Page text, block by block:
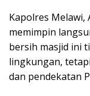
Kapolres Melawi,
memimpin
bersih masjid ini
lingkungan,
dan pendekatan